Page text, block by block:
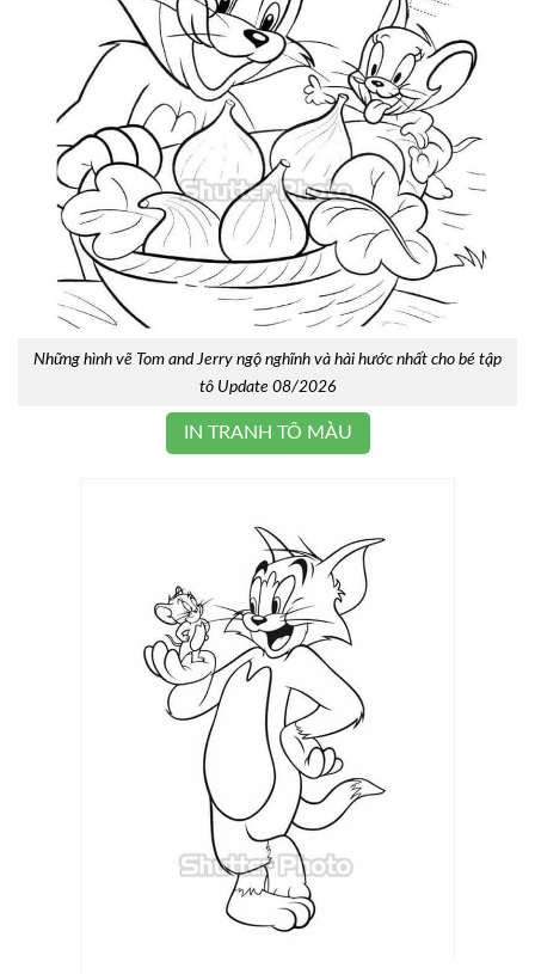
Những hình vẽ Tom and Jerry ngộ nghĩnh và hài hước nhất cho bé tập
tô Update 08/2026
IN TRANH TÔ MÀU